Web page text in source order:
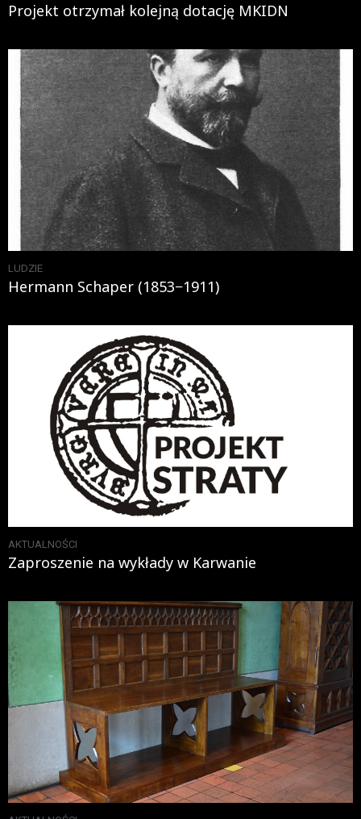
Projekt otrzymał kolejną dotację MKIDN
LUDZIE
Hermann Schaper (1853−1911)
AKTUALNOŚCI
Zaproszenie na wykłady w Karwanie